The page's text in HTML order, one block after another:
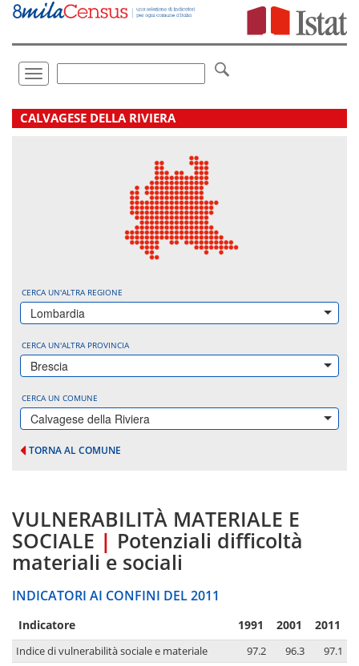
Vai
direttamente
Toggle
navigation
.
CALVAGESE DELLA RIVIERA
CERCA UN'ALTRA REGIONE
Lombardia
CERCA UN'ALTRA PROVINCIA
Brescia
CERCA UN COMUNE
Calvagese della Riviera
TORNA AL COMUNE
VULNERABILITÀ MATERIALE E
SOCIALE | Potenziali difficoltà
materiali e sociali
INDICATORI AI CONFINI DEL 2011
Indicatore 1991 2001 2011
Indice di vulnerabilità sociale e materiale 97.2 96.3
97.1